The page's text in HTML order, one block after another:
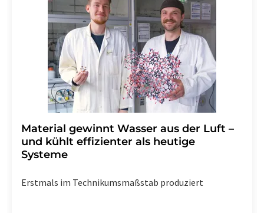
widerruf@lumitos.commit Wirkung für die Zukunft
widerrufen. Zudem ist in jeder E-Mail ein Link zur
Abbestellung des entsprechenden Newsletters
enthalten.
Material gewinnt Wasser aus der Luft –
und kühlt effizienter als heutige
Systeme
Erstmals im Technikumsmaßstab produziert